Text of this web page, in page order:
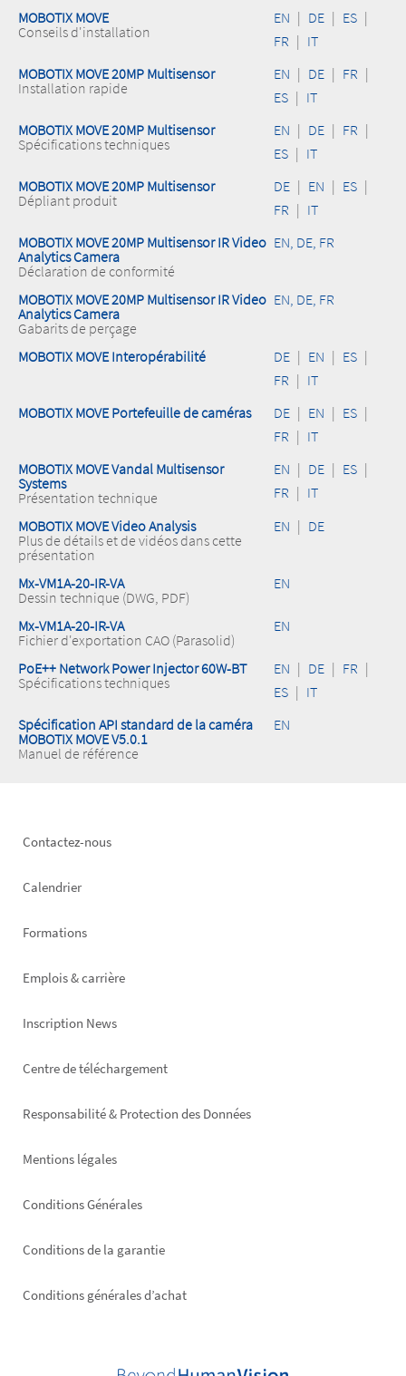
MOBOTIX MOVE
Conseils d'installation
EN | DE | ES |
FR | IT
MOBOTIX MOVE 20MP Multisensor
Installation rapide
EN | DE | FR |
ES | IT
MOBOTIX MOVE 20MP Multisensor
Spécifications techniques
EN | DE | FR |
ES | IT
MOBOTIX MOVE 20MP Multisensor
Dépliant produit
DE | EN | ES |
FR | IT
MOBOTIX MOVE 20MP Multisensor IR Video
Analytics Camera
Déclaration de conformité
EN, DE, FR
MOBOTIX MOVE 20MP Multisensor IR Video
Analytics Camera
Gabarits de perçage
EN, DE, FR
MOBOTIX MOVE Interopérabilité DE | EN | ES |
FR | IT
MOBOTIX MOVE Portefeuille de caméras
DE | EN | ES |
FR | IT
MOBOTIX MOVE Vandal Multisensor
Systems
Présentation technique
EN | DE | ES |
FR | IT
MOBOTIX MOVE Video Analysis
Plus de détails et de vidéos dans cette
présentation
EN | DE
Mx-VM1A-20-IR-VA
Dessin technique (DWG, PDF)
EN
Mx-VM1A-20-IR-VA
Fichier d'exportation CAO (Parasolid)
EN
PoE++ Network Power Injector 60W-BT
Spécifications techniques
EN | DE | FR |
ES | IT
Spécification API standard de la caméra
MOBOTIX MOVE V5.0.1
Manuel de référence
EN
Footer
Contactez-nous
Calendrier
Formations
Emplois & carrière
Inscription News
Footer
Centre de téléchargement
Responsabilité & Protection des Données
Mentions légales
Conditions Générales
Conditions de la garantie
Conditions générales d’achat